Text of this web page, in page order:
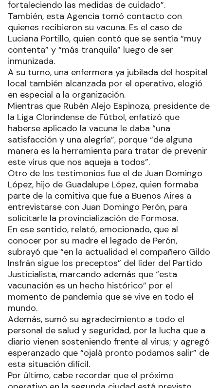
fortaleciendo las medidas de cuidado”.
También, esta Agencia tomó contacto con
quienes recibieron su vacuna. Es el caso de
Luciana Portillo, quien contó que se sentía “muy
contenta” y “más tranquila” luego de ser
inmunizada.
A su turno, una enfermera ya jubilada del hospital
local también alcanzada por el operativo, elogió
en especial a la organización.
Mientras que Rubén Alejo Espinoza, presidente de
la Liga Clorindense de Fútbol, enfatizó que
haberse aplicado la vacuna le daba “una
satisfacción y una alegría”, porque “de alguna
manera es la herramienta para tratar de prevenir
este virus que nos aqueja a todos”.
Otro de los testimonios fue el de Juan Domingo
López, hijo de Guadalupe López, quien formaba
parte de la comitiva que fue a Buenos Aires a
entrevistarse con Juan Domingo Perón, para
solicitarle la provincialización de Formosa.
En ese sentido, relató, emocionado, que al
conocer por su madre el legado de Perón,
subrayó que “en la actualidad el compañero Gildo
Insfrán sigue los preceptos” del líder del Partido
Justicialista, marcando además que “esta
vacunación es un hecho histórico” por el
momento de pandemia que se vive en todo el
mundo.
Además, sumó su agradecimiento a todo el
personal de salud y seguridad, por la lucha que a
diario vienen sosteniendo frente al virus; y agregó
esperanzado que “ojalá pronto podamos salir” de
esta situación difícil.
Por último, cabe recordar que el próximo